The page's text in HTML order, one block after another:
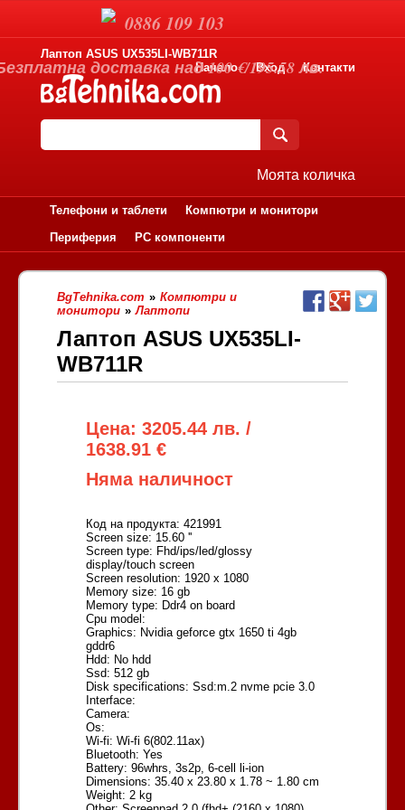
Лаптоп ASUS UX535LI-WB711R
Начало
Вход Контакти
Моята количка
Телефони и таблети
Компютри и монитори
Периферия
PC компоненти
BgTehnika.com » Компютри и
монитори » Лаптопи
Лаптоп ASUS UX535LI-
WB711R
Цена: 3205.44 лв. /
1638.91 €
Няма наличност
Код на продукта: 421991
Screen size: 15.60 ''
Screen type: Fhd/ips/led/glossy
display/touch screen
Screen resolution: 1920 x 1080
Memory size: 16 gb
Memory type: Ddr4 on board
Cpu model:
Graphics: Nvidia geforce gtx 1650 ti 4gb
gddr6
Hdd: No hdd
Ssd: 512 gb
Disk specifications: Ssd:m.2 nvme pcie 3.0
Interface:
Camera:
Os:
Wi-fi: Wi-fi 6(802.11ax)
Bluetooth: Yes
Battery: 96whrs, 3s2p, 6-cell li-ion
Dimensions: 35.40 x 23.80 x 1.78 ~ 1.80 cm
Weight: 2 kg
0886 109 103
доставка над 100 €/195.58 лв.